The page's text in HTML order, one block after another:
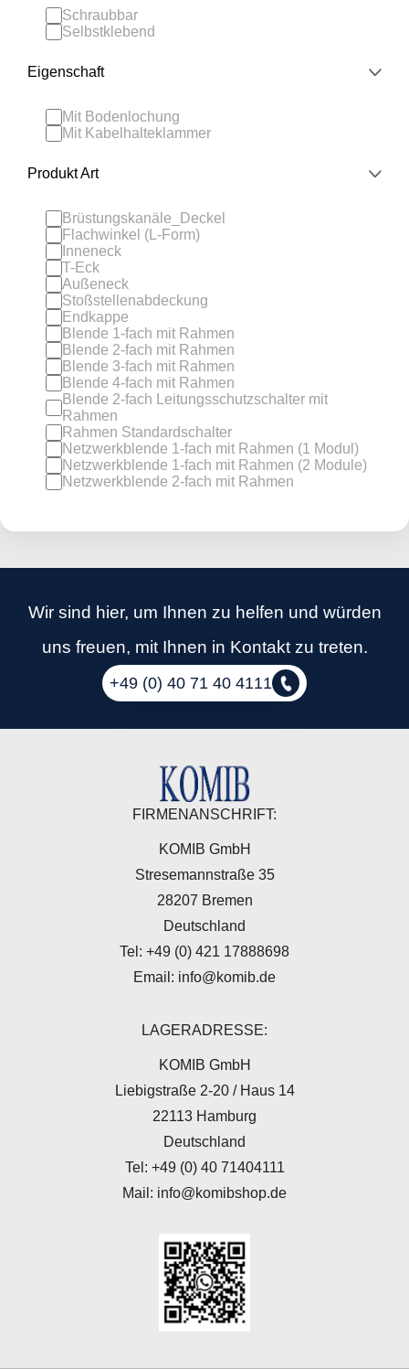
Schraubbar
Selbstklebend
Eigenschaft
Mit Bodenlochung
Mit Kabelhalteklammer
Produkt Art
Brüstungskanäle_Deckel
Flachwinkel (L-Form)
Inneneck
T-Eck
Außeneck
Stoßstellenabdeckung
Endkappe
Blende 1-fach mit Rahmen
Blende 2-fach mit Rahmen
Blende 3-fach mit Rahmen
Blende 4-fach mit Rahmen
Blende 2-fach Leitungsschutzschalter mit
Rahmen
Rahmen Standardschalter
Netzwerkblende 1-fach mit Rahmen (1 Modul)
Netzwerkblende 1-fach mit Rahmen (2 Module)
Netzwerkblende 2-fach mit Rahmen
Wir sind hier, um Ihnen zu helfen und würden
uns freuen, mit Ihnen in Kontakt zu treten.
+49 (0) 40 71 40 4111
FIRMENANSCHRIFT:
KOMIB GmbH
Stresemannstraße 35
28207 Bremen
Deutschland
Tel: +49 (0) 421 17888698
Email: info@komib.de
LAGERADRESSE:
KOMIB GmbH
Liebigstraße 2-20 / Haus 14
22113 Hamburg
Deutschland
Tel: +49 (0) 40 71404111
Mail: info@komibshop.de